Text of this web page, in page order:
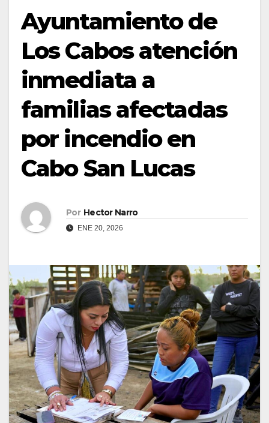
Ayuntamiento de
Los Cabos atención
inmediata a
familias afectadas
por incendio en
Cabo San Lucas
Por Hector Narro
ENE 20, 2026